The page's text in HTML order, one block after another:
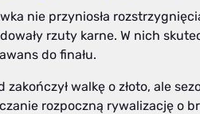
nie przyniosła
rzuty karne. W nich
do finału.
zakończył walkę o złoto, ale
rozpoczną rywalizację o